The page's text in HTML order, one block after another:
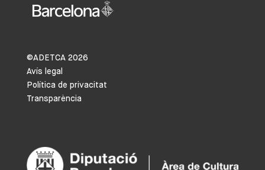
©ADETCA 2026
Avís legal
Política de privacitat
Transparència